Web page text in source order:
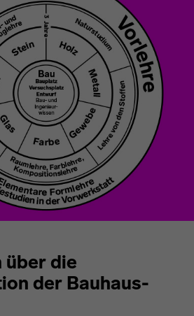
über die
der Bauhaus-